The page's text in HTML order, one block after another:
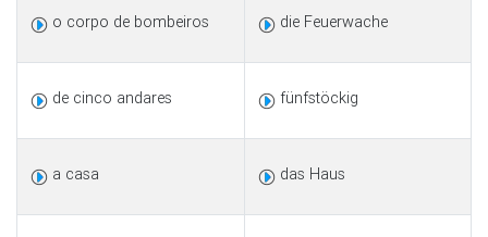
o corpo de bombeiros die Feuerwache
de cinco andares fünfstöckig
a casa das Haus